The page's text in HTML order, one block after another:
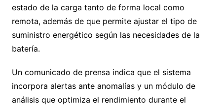
estado de la carga tanto de forma local como
remota, además de que permite ajustar el tipo de
suministro energético según las necesidades de la
batería.
Un comunicado de prensa indica que el sistema
incorpora alertas ante anomalías y un módulo de
análisis que optimiza el rendimiento durante el